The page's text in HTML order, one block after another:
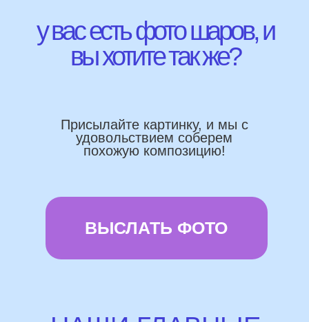
Работаем напрямую, без посредника
Предоставляем гарантию полета
Бонусы и скидки постоянным
доставка и оплата